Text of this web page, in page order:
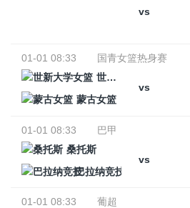
vs
01-01 08:33
国青女篮热身赛
世新大学女篮
vs
蒙古女篮
01-01 08:33
巴甲
桑托斯
vs
巴拉纳竞技
01-01 08:33
葡超